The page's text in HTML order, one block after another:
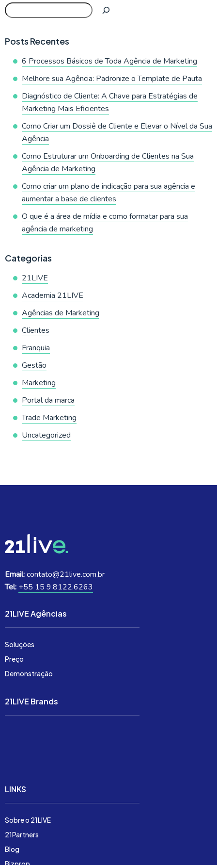
Posts Recentes
6 Processos Básicos de Toda Agência de Marketing
Melhore sua Agência: Padronize o Template de Pauta
Diagnóstico de Cliente: A Chave para Estratégias de
Marketing Mais Eficientes
Como Criar um Dossiê de Cliente e Elevar o Nível da Sua
Agência
Como Estruturar um Onboarding de Clientes na Sua
Agência de Marketing
Como criar um plano de indicação para sua agência e
aumentar a base de clientes
O que é a área de mídia e como formatar para sua
agência de marketing
Categorias
21LIVE
Academia 21LIVE
Agências de Marketing
Clientes
Franquia
Gestão
Marketing
Portal da marca
Trade Marketing
Uncategorized
Email:contato@21live.com.br
Tel: +55 15 9.8122.6263
21LIVE Agências
Soluções
Preço
Demonstração
21LIVE Brands
LINKS
Sobre o 21LIVE
21Partners
Blog